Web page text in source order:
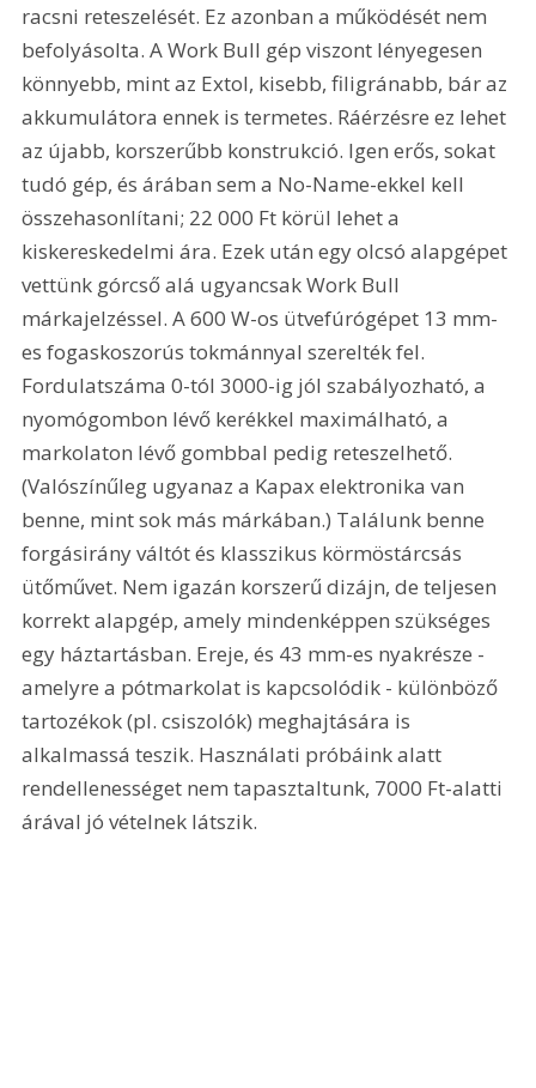
racsni reteszelését. Ez azonban a működését nem
befolyásolta. A Work Bull gép viszont lényegesen
könnyebb, mint az Extol, kisebb, filigránabb, bár az
akkumulátora ennek is termetes. Ráérzésre ez lehet
az újabb, korszerűbb konstrukció. Igen erős, sokat
tudó gép, és árában sem a No-Name-ekkel kell
összehasonlítani; 22 000 Ft körül lehet a
kiskereskedelmi ára. Ezek után egy olcsó alapgépet
vettünk górcső alá ugyancsak Work Bull
márkajelzéssel. A 600 W-os ütvefúrógépet 13 mm-
es fogaskoszorús tokmánnyal szerelték fel.
Fordulatszáma 0-tól 3000-ig jól szabályozható, a
nyomógombon lévő kerékkel maximálható, a
markolaton lévő gombbal pedig reteszelhető.
(Valószínűleg ugyanaz a Kapax elektronika van
benne, mint sok más márkában.) Találunk benne
forgásirány váltót és klasszikus körmöstárcsás
ütőművet. Nem igazán korszerű dizájn, de teljesen
korrekt alapgép, amely mindenképpen szükséges
egy háztartásban. Ereje, és 43 mm-es nyakrésze -
amelyre a pótmarkolat is kapcsolódik - különböző
tartozékok (pl. csiszolók) meghajtására is
alkalmassá teszik. Használati próbáink alatt
rendellenességet nem tapasztaltunk, 7000 Ft-alatti
árával jó vételnek látszik.